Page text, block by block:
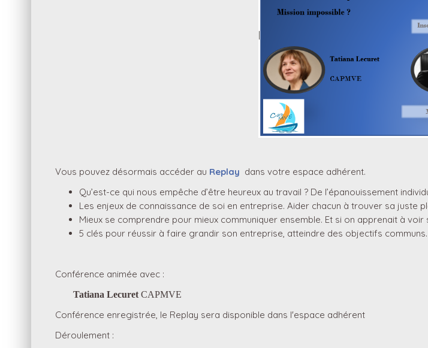
Vous pouvez désormais accéder au Replay dans votre espace adhérent.
Qu’est-ce qui nous empêche d’être heureux au travail ? De l’épanouissement
Les enjeux de connaissance de soi en entreprise. Aider chacun à trouver sa
Mieux se comprendre pour mieux communiquer ensemble. Et si on apprenait à
5 clés pour réussir à faire grandir son entreprise, atteindre des objectifs
Conférence animée avec :
Tatiana Lecuret CAPMVE
Conférence enregistrée, le Replay sera disponible dans l'espace adhérent
Déroulement :